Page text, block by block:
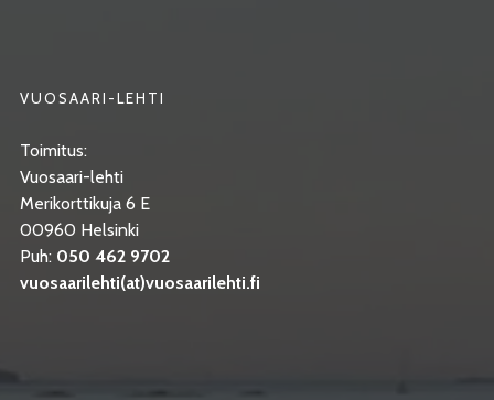
VUOSAARI-LEHTI
Toimitus:
Vuosaari-lehti
Merikorttikuja 6 E
00960 Helsinki
Puh: 050 462 9702
vuosaarilehti(at)vuosaarilehti.fi